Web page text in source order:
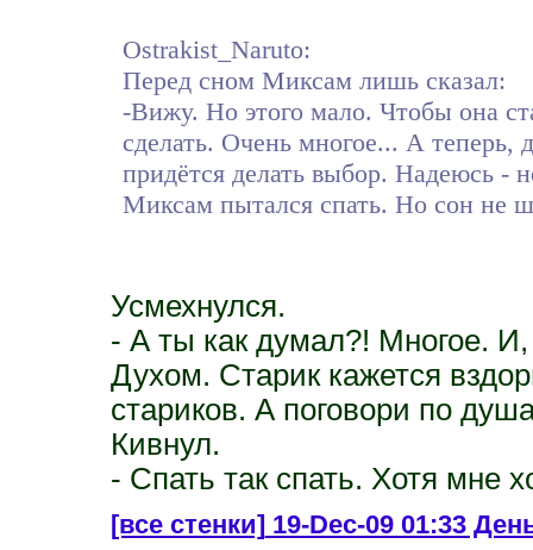
Ostrakist_Naruto:
Перед сном Миксам лишь сказал:
-Вижу. Но этого мало. Чтобы она
сделать. Очень многое... А теперь,
придётся делать выбор. Надеюсь -
Миксам пытался спать. Но сон не
Усмехнулся.
- А ты как думал?! Многое.
Духом. Старик кажется
стариков. А поговори по
Кивнул.
- Спать так спать. Хотя мне
[все стенки]19-Dec-09 01:33